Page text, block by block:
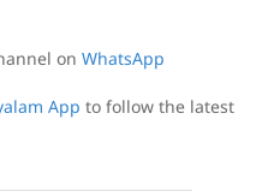
on WhatsApp
App to follow the latest